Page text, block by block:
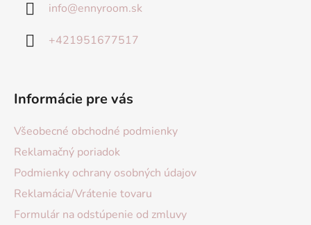
info@ennyroom.sk
+421951677517
Informácie pre vás
Všeobecné obchodné podmienky
Reklamačný poriadok
Podmienky ochrany osobných údajov
Reklamácia/Vrátenie tovaru
Formulár na odstúpenie od zmluvy